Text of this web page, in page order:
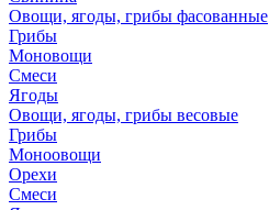
Овощи, ягоды, грибы фасованные
Грибы
Моновощи
Смеси
Ягоды
Овощи, ягоды, грибы весовые
Грибы
Моноовощи
Орехи
Смеси